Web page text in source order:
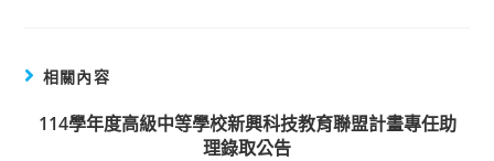
相關內容
114學年度高級中等學校新興科技教育聯盟計畫專任助
理錄取公告